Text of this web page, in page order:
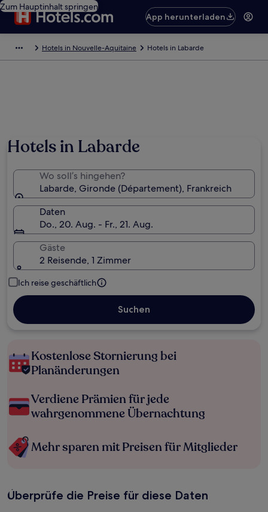
Zum Hauptinhalt springen
App herunterladen
Hotels in Nouvelle-Aquitaine Hotels in Labarde
Hotels in Labarde
Wo soll’s hingehen?
Labarde, Gironde (Département), Frankreich
Daten
Do., 20. Aug. - Fr., 21. Aug.
Gäste
2 Reisende, 1 Zimmer
Ich reise geschäftlich
Suchen
Kostenlose Stornierung bei
Planänderungen
Verdiene Prämien für jede
wahrgenommene Übernachtung
Mehr sparen mit Preisen für Mitglieder
Überprüfe die Preise für diese Daten